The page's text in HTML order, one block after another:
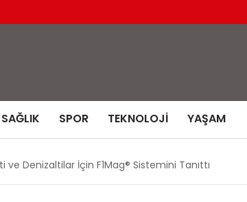
SAĞLIK SPOR TEKNOLOJI YAŞAM
ve Denizaltilar İçin F1Mag® Sistemini Tanıttı